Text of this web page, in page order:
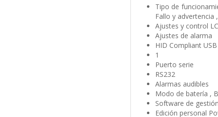
Tipo de
Fallo y
Ajustes y control
Ajustes de alarma
HID Compliant
1
Puerto serie
RS232
Alarmas audibles
Modo de batería ,
Software de
Edición personal